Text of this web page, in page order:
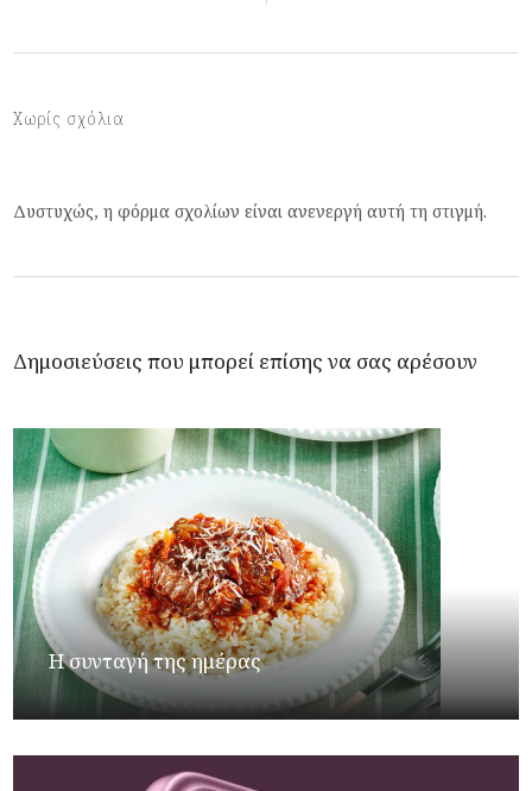
Χωρίς σχόλια
Δυστυχώς, η φόρμα σχολίων είναι ανενεργή αυτή τη στιγμή.
Δημοσιεύσεις που μπορεί επίσης να σας αρέσουν
Η συνταγή της ημέρας